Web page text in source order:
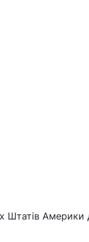
Штатів